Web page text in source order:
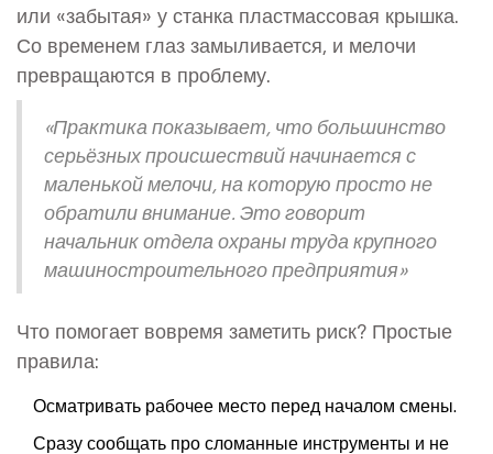
или «забытая» у станка пластмассовая крышка.
Со временем глаз замыливается, и мелочи
превращаются в проблему.
«Практика показывает, что большинство
серьёзных происшествий начинается с
маленькой мелочи, на которую просто не
обратили внимание. Это говорит
начальник отдела охраны труда крупного
машиностроительного предприятия»
Что помогает вовремя заметить риск? Простые
правила:
Осматривать рабочее место перед началом смены.
Сразу сообщать про сломанные инструменты и не